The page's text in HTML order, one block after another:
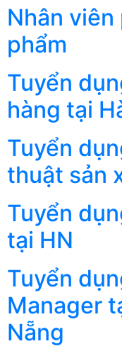
Nhân
phẩm
Tuyển
hàng tại
Tuyển
thuật sản
Tuyển
tại HN
Tuyển
Manager
Nẵng